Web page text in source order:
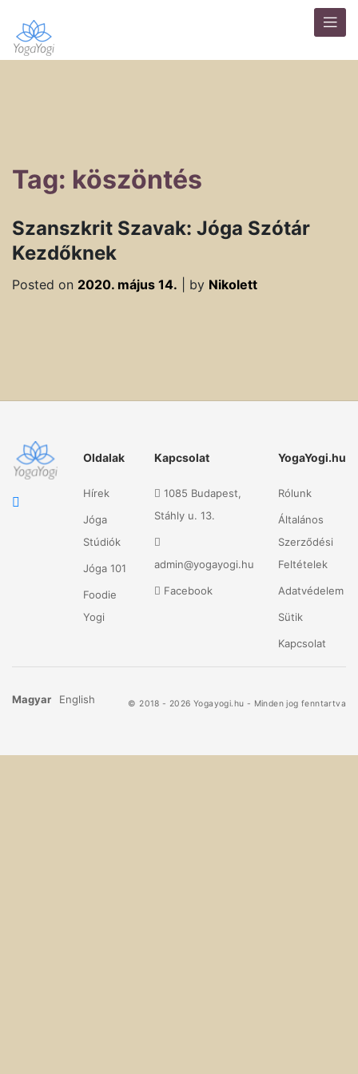
Tag: köszöntés
Szanszkrit Szavak: Jóga Szótár
Kezdőknek
Posted on 2020. május 14. by Nikolett
Oldalak
Hírek
Jóga
Stúdiók
Jóga 101
Foodie
Yogi
Kapcsolat
1085 Budapest,
Stáhly u. 13.
admin@yogayogi.hu
Facebook
YogaYogi.hu
Rólunk
Általános
Szerződési
Feltételek
Adatvédelem
Sütik
Kapcsolat
Magyar English © 2018 - 2026 Yogayogi.hu - Minden jog fenntartva